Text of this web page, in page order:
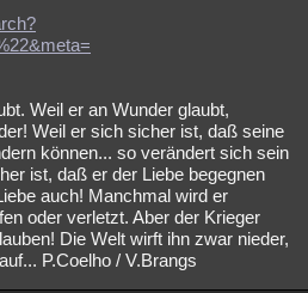
Weil er an Wunder glaubt,
Weil er sich sicher ist, daß seine
können... so verändert sich sein
ist, daß er der Liebe begegnen
auch! Manchmal wird er
oder verletzt. Aber der Krieger
Die Welt wirft ihn zwar nieder,
P.Coelho / V.Brangs